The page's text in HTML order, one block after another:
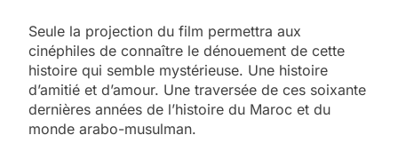
​Seule la projection du film permettra aux
cinéphiles de connaître le dénouement de cette
histoire qui semble mystérieuse. Une histoire
d’amitié et d’amour. Une traversée de ces soixante
dernières années de l’histoire du Maroc et du
monde arabo-musulman.​